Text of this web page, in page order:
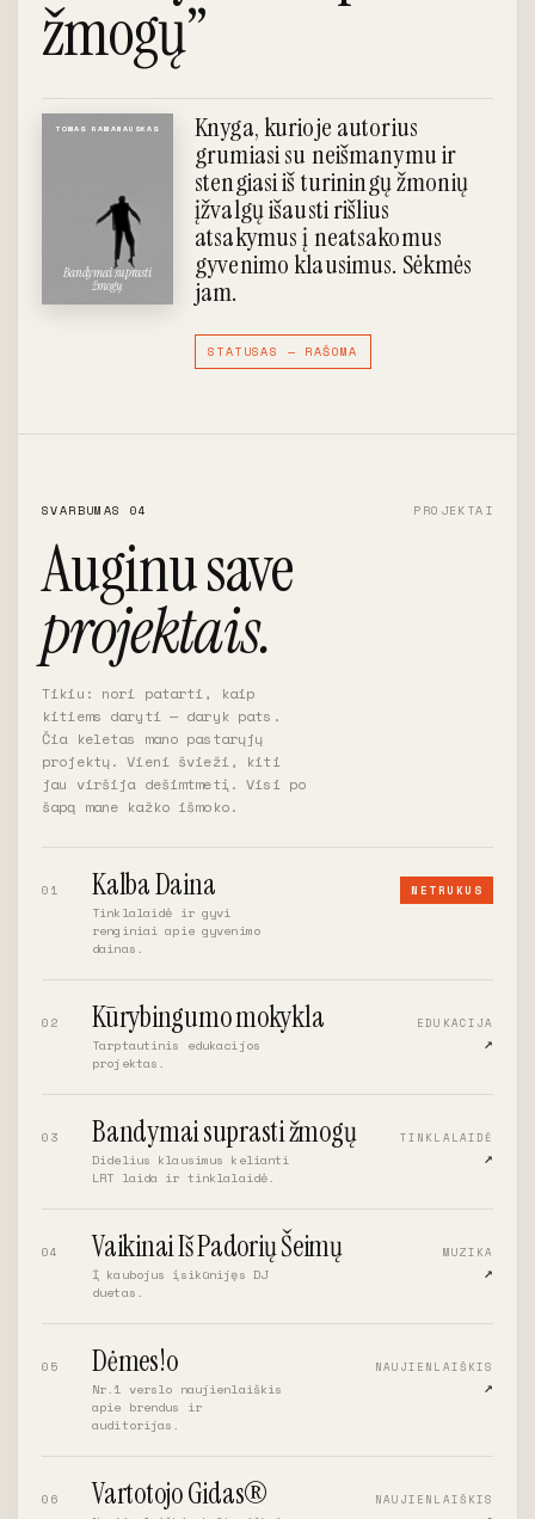
FORMATAS
REZULTATAS
Brendo DNR
dokumentas
ĮDOMU →
FORMATAS Agentūrų ekosistema
SRITYS
Brendingas, reklama,
skaitmeninė
ĮDOMU →
žmogų”
TOMAS RAMANAUSKAS
Bandymai suprasti
žmogų
Knyga, kurioje autorius
grumiasi su neišmanymu ir
stengiasi iš turiningų žmonių
įžvalgų išausti rišlius
atsakymus į neatsakomus
gyvenimo klausimus. Sėkmės
jam.
STATUSAS — RAŠOMA
SVARBUMAS 04 PROJEKTAI
Auginu save
projektais.
Tikiu: nori patarti, kaip
kitiems daryti — daryk pats.
Čia keletas mano pastarųjų
projektų. Vieni švieži, kiti
jau viršija dešimtmetį. Visi po
šapą mane kažko išmoko.
01 Kalba Daina
Tinklalaidė ir gyvi
renginiai apie gyvenimo
dainas.
NETRUKUS
02 Kūrybingumo mokykla
Tarptautinis edukacijos
projektas.
EDUKACIJA
↗︎
03 Bandymai suprasti žmogų
Didelius klausimus kelianti
LRT laida ir tinklalaidė.
TINKLALAIDĖ
↗︎
04 Vaikinai Iš Padorių Šeimų
Į kaubojus įsikūnijęs DJ
duetas.
MUZIKA
↗︎
05 Dėmes!o
Nr.1 verslo naujienlaiškis
apie brendus ir
auditorijas.
NAUJIENLAIŠKIS
↗︎
06 Vartotojo Gidas® NAUJIENLAIŠKIS